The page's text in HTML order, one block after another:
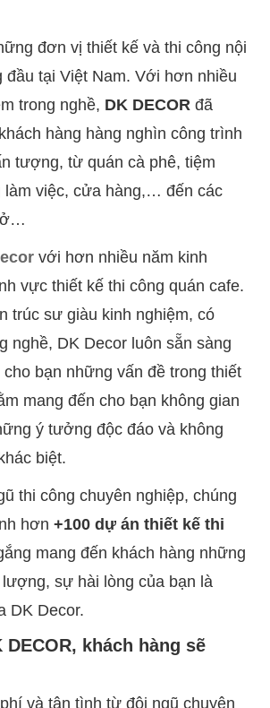
đơn vị thiết kế và thi công nội
đầu tại Việt Nam. Với hơn nhiều
trong nghề, DK DECOR đã
hàng hàng nghìn công trình
tượng, từ quán cà phê, tiệm
làm việc, cửa hàng,… đến các
ở…
với hơn nhiều năm kinh
vực thiết kế thi công quán cafe.
trúc sư giàu kinh nghiệm, có
nghề, DK Decor luôn sẵn sàng
bạn những vấn đề trong thiết
mang đến cho bạn không gian
ý tưởng độc đáo và không
biệt.
thi công chuyên nghiệp, chúng
hơn+100 dự án thiết kế thi
mang đến khách hàng những
sự hài lòng của bạn là
DK Decor.
DECOR, khách hàng sẽ
và tận tình từ đội ngũ chuyên